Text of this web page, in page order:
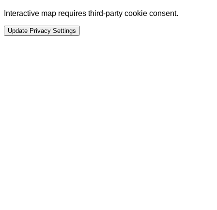
Interactive map requires third-party cookie consent.
Update Privacy Settings